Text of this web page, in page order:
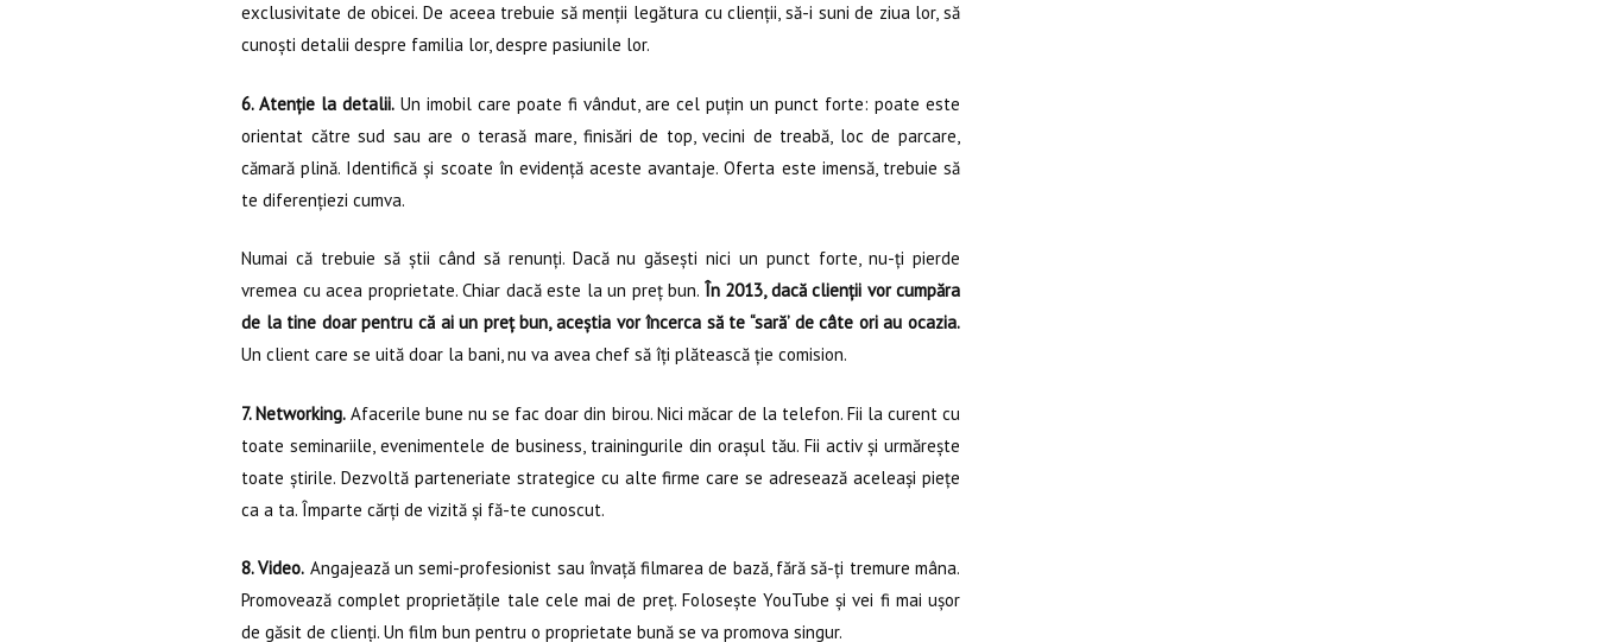
exclusivitate de obicei. De aceea trebuie să menții legătura cu clienții, să-i suni de ziua lor, să
cunoști detalii despre familia lor, despre pasiunile lor.
6. Atenție la detalii. Un imobil care poate fi vândut, are cel puțin un punct forte: poate este
orientat către sud sau are o terasă mare, finisări de top, vecini de treabă, loc de parcare,
cămară plină. Identifică și scoate în evidență aceste avantaje. Oferta este imensă, trebuie să
te diferențiezi cumva.
Numai că trebuie să știi când să renunți. Dacă nu găsești nici un punct forte, nu-ți pierde
vremea cu acea proprietate. Chiar dacă este la un preț bun. În 2013, dacă clienții vor cumpăra
de la tine doar pentru că ai un preț bun, aceștia vor încerca să te “sară’ de câte ori au ocazia.
Un client care se uită doar la bani, nu va avea chef să îți plătească ție comision.
7. Networking. Afacerile bune nu se fac doar din birou. Nici măcar de la telefon. Fii la curent cu
toate seminariile, evenimentele de business, trainingurile din orașul tău. Fii activ și urmărește
toate știrile. Dezvoltă parteneriate strategice cu alte firme care se adresează aceleași piețe
ca a ta. Împarte cărți de vizită și fă-te cunoscut.
8. Video. Angajează un semi-profesionist sau învață filmarea de bază, fără să-ți tremure mâna.
Promovează complet proprietățile tale cele mai de preț. Folosește YouTube și vei fi mai ușor
de găsit de clienți. Un film bun pentru o proprietate bună se va promova singur.